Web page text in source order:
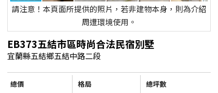
請注意！本頁面所提供的照片，若非建物本身，則為介紹
周遭環境使用。
EB373五結市區時尚合法民宿別墅
宜蘭縣五結鄉五結中路二段
總價 格局 總坪數